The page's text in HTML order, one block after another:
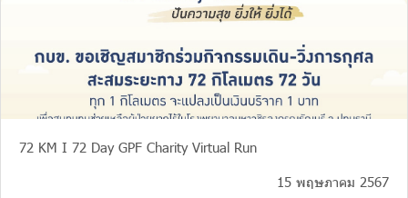
72 KM I 72 Day GPF Charity Virtual Run
15 พฤษภาคม 2567